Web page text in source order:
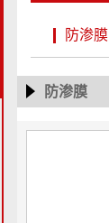
防渗膜
防渗膜